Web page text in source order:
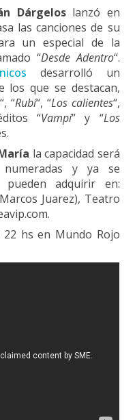
Dárgeloslanzó en
las canciones de su
un especial de la
“Desde Adentro“.
desarrolló un
que se destacan,
“, “Rubí“, “Los calientes“,
“Vampi” y “Los
la capacidad será
y ya se
adquirir en:
Juarez), Teatro
hs en Mundo Rojo